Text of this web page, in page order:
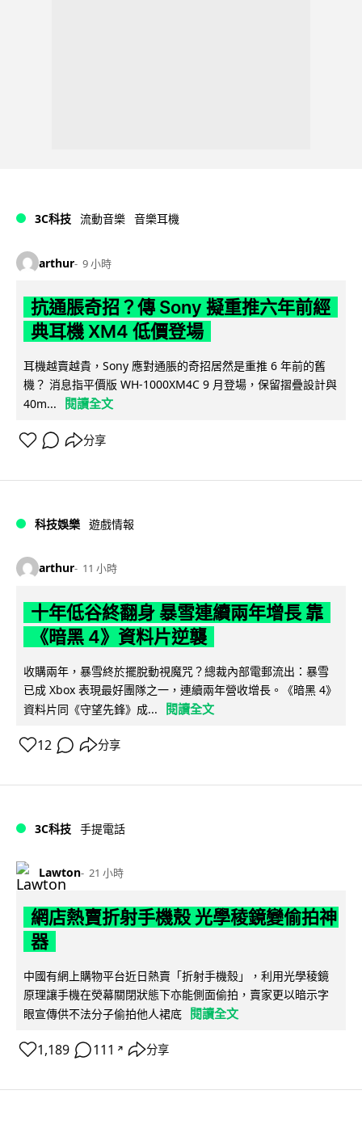
3C科技 流動音樂 音樂耳機
arthur 9 小時
抗通脹奇招？傳 Sony 擬重推六年前經
典耳機 XM4 低價登場
耳機越賣越貴，Sony 應對通脹的奇招居然是重推 6 年前的舊
機？ 消息指平價版 WH-1000XM4C 9 月登場，保留摺疊設計與
40m...
閱讀全文
分享
科技娛樂 遊戲情報
arthur 11 小時
十年低谷終翻身 暴雪連續兩年增長 靠
《暗黑 4》資料片逆襲
收購兩年，暴雪終於擺脫動視魔咒？總裁內部電郵流出：暴雪
已成 Xbox 表現最好團隊之一，連續兩年營收增長。《暗黑 4》
資料片同《守望先鋒》成...
閱讀全文
12 分享
3C科技 手提電話
Lawton 21 小時
網店熱賣折射手機殼 光學稜鏡變偷拍神
器
中國有網上購物平台近日熱賣「折射手機殼」，利用光學稜鏡
原理讓手機在熒幕關閉狀態下亦能側面偷拍，賣家更以暗示字
眼宣傳供不法分子偷拍他人裙底 閱讀全文
1,189 111 ↗ 分享